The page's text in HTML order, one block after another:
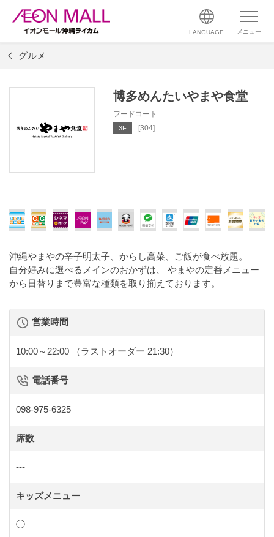
LANGUAGE メニュー
グルメ
博多めんたいやまや食堂
フードコート
3F [304]
沖縄やまやの辛子明太子、からし高菜、ご飯が食べ放題。
自分好みに選べるメインのおかずは、 やまやの定番メニュー
から日替りまで豊富な種類を取り揃えております。
営業時間
10:00～22:00 （ラストオーダー 21:30）
電話番号
098-975-6325
席数
---
キッズメニュー
◯